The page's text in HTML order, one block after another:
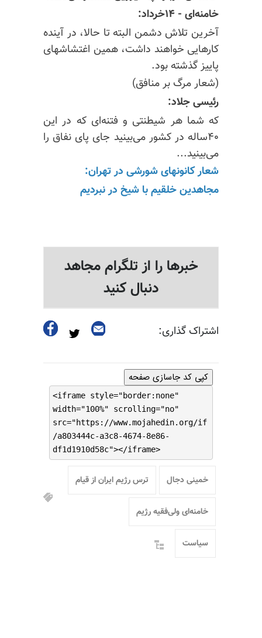
خامنه‌ای - ۱۴خرداد:
آخرین تلاش دشمن البته تا حالا، در آینده
کارهایی خواهند داشت، همین اغتشاشهای
پاییز گذشته بود.
(شعار مرگ بر منافق)
رئیسی جلاد:
که شما هر شیطنتی و فتنه‌ای که در این
۴۰ساله در کشور می‌بینید جای پای نفاق را
می‌بینید...
شعار کانونهای شورشی در تهران:
مجاهدین خلقیم با شیخ در نبردیم
خبرها را از تلگرام مجاهد
دنبال کنید
اشتراک گذاری:
کپی کد جاسازی صفحه
<iframe style="border:none"
width="100%" scrolling="no"
src="https://www.mojahedin.org/if
/a803444c-a3c8-4674-8e86-
df1d1910d58c"></iframe>
خمینی دجال ترس رژیم ایران از قیام
خامنه‌ای ولی‌فقیه رژیم
سیاست